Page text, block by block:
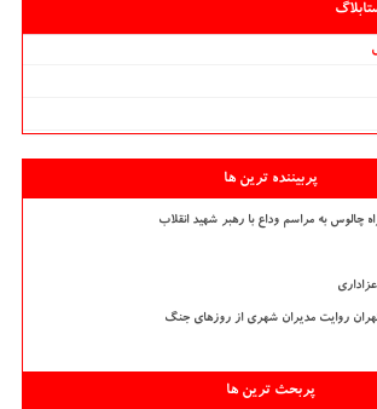
پربیننده ترین ها
چالوس به مراسم وداع با رهبر شهید انقلاب
روایت مدیران شهری از روزهای جنگ
پربحث ترین ها